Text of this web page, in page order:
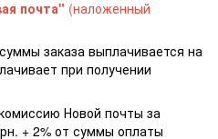
почта" (наложенный
заказа выплачивается на
при получении
Новой почты за
+ 2% от суммы оплаты